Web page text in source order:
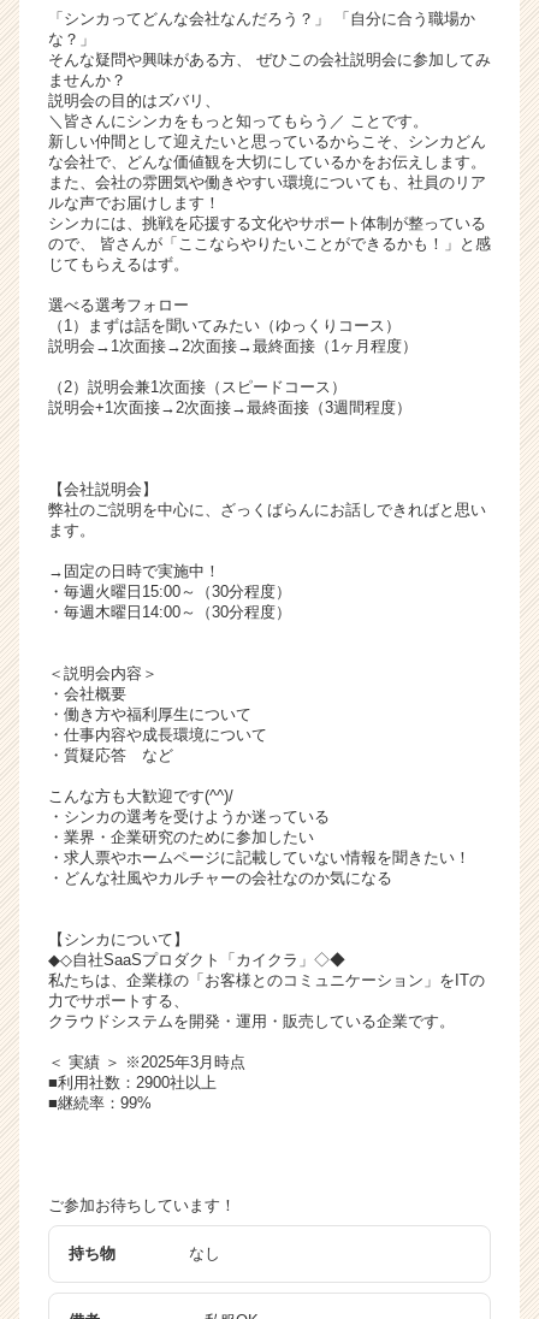
く
活
イ
ト
チ
ア
キ
ャ
h
e
r
e
r）
「シンカってどんな会社なんだろう？」 「自分に合う職場か
な？」
そんな疑問や興味がある方、 ぜひこの会社説明会に参加してみ
ませんか？
説明会の目的はズバリ、
＼皆さんにシンカをもっと知ってもらう／ ことです。
新しい仲間として迎えたいと思っているからこそ、シンカどん
な会社で、どんな価値観を大切にしているかをお伝えします。
また、会社の雰囲気や働きやすい環境についても、社員のリア
ルな声でお届けします！
シンカには、挑戦を応援する文化やサポート体制が整っている
ので、 皆さんが「ここならやりたいことができるかも！」と感
じてもらえるはず。
選べる選考フォロー
（1）まずは話を聞いてみたい（ゆっくりコース）
説明会→1次面接→2次面接→最終面接（1ヶ月程度）
（2）説明会兼1次面接（スピードコース）
説明会+1次面接→2次面接→最終面接（3週間程度）
【会社説明会】
弊社のご説明を中心に、ざっくばらんにお話しできればと思い
ます。
→固定の日時で実施中！
・毎週火曜日15:00～（30分程度）
・毎週木曜日14:00～（30分程度）
＜説明会内容＞
・会社概要
・働き方や福利厚生について
・仕事内容や成長環境について
・質疑応答 など
こんな方も大歓迎です(^^)/
・シンカの選考を受けようか迷っている
・業界・企業研究のために参加したい
・求人票やホームページに記載していない情報を聞きたい！
・どんな社風やカルチャーの会社なのか気になる
【シンカについて】
◆◇自社SaaSプロダクト「カイクラ」◇◆
私たちは、企業様の「お客様とのコミュニケーション」をITの
力でサポートする、
クラウドシステムを開発・運用・販売している企業です。
＜ 実績 ＞ ※2025年3月時点
■利用社数：2900社以上
■継続率：99%
ご参加お待ちしています！
持ち物 なし